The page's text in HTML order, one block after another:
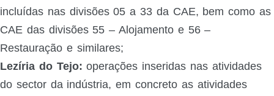
incluídas nas divisões 05 a 33 da CAE, bem como as
CAE das divisões 55 – Alojamento e 56 –
Restauração e similares;
Lezíria do Tejo: operações inseridas nas atividades
do sector da indústria, em concreto as atividades